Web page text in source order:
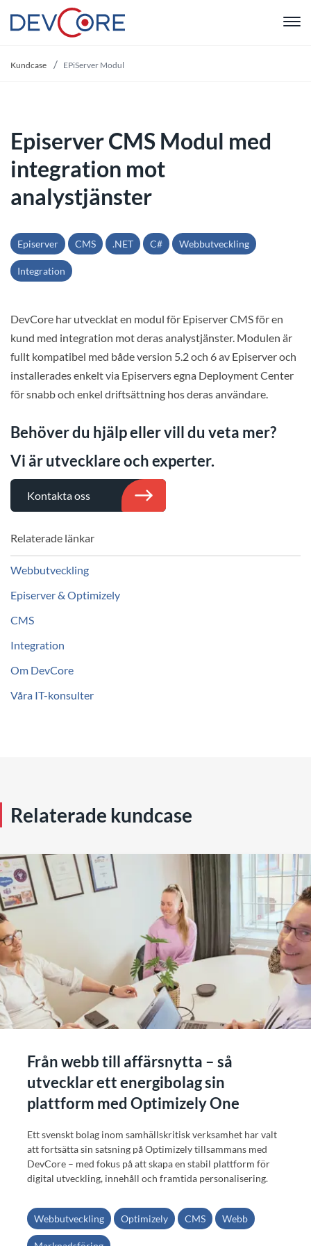
"Kundcase EPiServer Modul
Episerver CMS Modul med
integration mot
analystjänster
Episerver CMS .NET C# Webbutveckling
Integration
DevCore har utvecklat en modul för Episerver CMS för en
kund med integration mot deras analystjänster. Modulen är
fullt kompatibel med både version 5.2 och 6 av Episerver och
installerades enkelt via Episervers egna Deployment Center
för snabb och enkel driftsättning hos deras användare.
Behöver du hjälp eller vill du veta mer?
Vi är utvecklare och experter.
Kontakta oss
Relaterade länkar
Webbutveckling
Episerver & Optimizely
CMS
Integration
Om DevCore
Våra IT-konsulter
Relaterade kundcase
Från webb till affärsnytta – så
utvecklar ett energibolag sin
plattform med Optimizely One
Ett svenskt bolag inom samhällskritisk verksamhet har valt
att fortsätta sin satsning på Optimizely tillsammans med
DevCore – med fokus på att skapa en stabil plattform för
digital utveckling, innehåll och framtida personalisering.
Webbutveckling Optimizely CMS Webb